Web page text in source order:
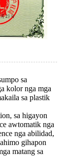
sa
kolor nga mga
sa plastik
sa higayon
awtomatik nga
nga abilidad,
gihapon
matang sa